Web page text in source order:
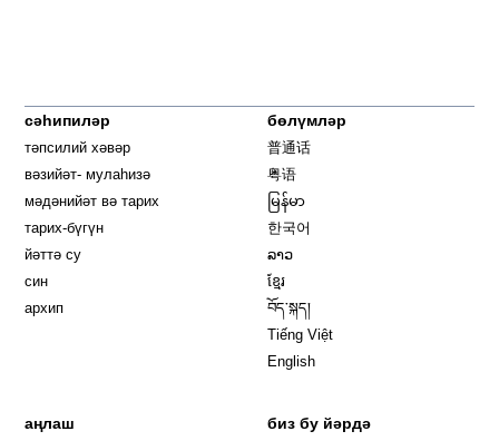
сәһипиләр
тәпсилий хәвәр
вәзийәт- мулаһизә
мәдәнийәт вә тарих
тарих-бүгүн
йәттә су
син
архип
бөлүмләр
普通话
粤语
မြန်မာ
한국어
ລາວ
ខ្មែរ
བོད་སྐད།
Tiếng Việt
English
аңлаш биз бу йәрдә